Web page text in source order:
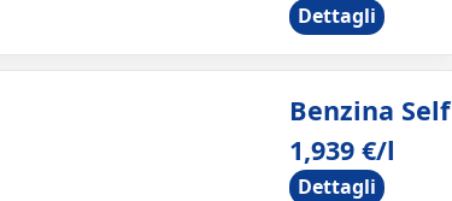
Dettagli
Benzina Self
1,939 €/l
Dettagli